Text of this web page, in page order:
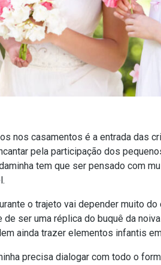
nos casamentos é a entrada das
pela participação dos
tem que ser pensado com
o trajeto vai depender muito
de ser uma réplica do buquê da
ainda trazer elementos infantis
precisa dialogar com todo o